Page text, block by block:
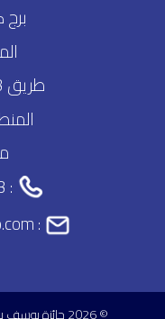
برج
طريق 1703, مجمع 317
:
: